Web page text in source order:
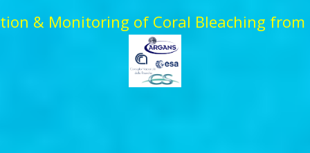
tion & Monitoring of Coral Bleaching from